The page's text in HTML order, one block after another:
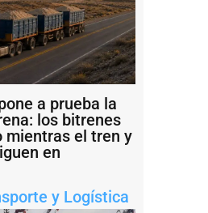
a prueba la
los bitrenes
mientras el tren y
en
y Logística